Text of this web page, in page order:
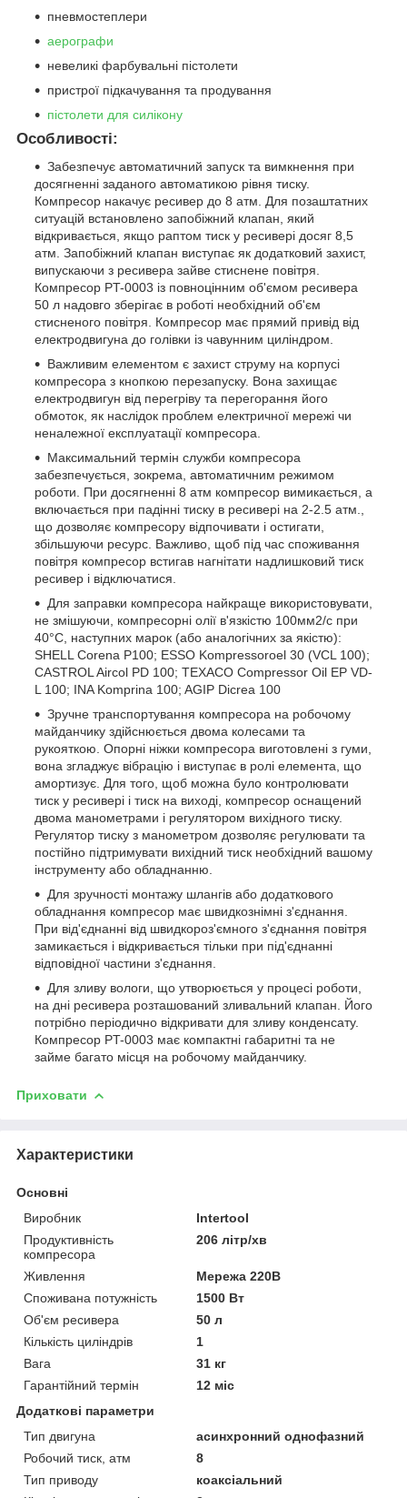
пневмостеплери
аерографи
невеликі фарбувальні пістолети
пристрої підкачування та продування
пістолети для силікону
Особливості:
Забезпечує автоматичний запуск та вимкнення при
досягненні заданого автоматикою рівня тиску.
Компресор накачує ресивер до 8 атм. Для позаштатних
ситуацій встановлено запобіжний клапан, який
відкривається, якщо раптом тиск у ресивері досяг 8,5
атм. Запобіжний клапан виступає як додатковий захист,
випускаючи з ресивера зайве стиснене повітря.
Компресор PT-0003 із повноцінним об'ємом ресивера
50 л надовго зберігає в роботі необхідний об'єм
стисненого повітря. Компресор має прямий привід від
електродвигуна до голівки із чавунним циліндром.
Важливим елементом є захист струму на корпусі
компресора з кнопкою перезапуску. Вона захищає
електродвигун від перегріву та перегорання його
обмоток, як наслідок проблем електричної мережі чи
неналежної експлуатації компресора.
Максимальний термін служби компресора
забезпечується, зокрема, автоматичним режимом
роботи. При досягненні 8 атм компресор вимикається, а
включається при падінні тиску в ресивері на 2-2.5 атм.,
що дозволяє компресору відпочивати і остигати,
збільшуючи ресурс. Важливо, щоб під час споживання
повітря компресор встигав нагнітати надлишковий тиск
ресивер і відключатися.
Для заправки компресора найкраще використовувати,
не змішуючи, компресорні олії в'язкістю 100мм2/с при
40°C, наступних марок (або аналогічних за якістю):
SHELL Corena P100; ESSO Kompressoroel 30 (VCL 100);
CASTROL Aircol PD 100; TEXACO Compressor Oil EP VD-
L 100; INA Komprina 100; AGIP Dicrea 100
Зручне транспортування компресора на робочому
майданчику здійснюється двома колесами та
рукояткою. Опорні ніжки компресора виготовлені з гуми,
вона згладжує вібрацію і виступає в ролі елемента, що
амортизує. Для того, щоб можна було контролювати
тиск у ресивері і тиск на виході, компресор оснащений
двома манометрами і регулятором вихідного тиску.
Регулятор тиску з манометром дозволяє регулювати та
постійно підтримувати вихідний тиск необхідний вашому
інструменту або обладнанню.
Для зручності монтажу шлангів або додаткового
обладнання компресор має швидкознімні з'єднання.
При від'єднанні від швидкороз'ємного з'єднання повітря
замикається і відкривається тільки при під'єднанні
відповідної частини з'єднання.
Для зливу вологи, що утворюється у процесі роботи,
на дні ресивера розташований зливальний клапан. Його
потрібно періодично відкривати для зливу конденсату.
Компресор PT-0003 має компактні габаритні та не
займе багато місця на робочому майданчику.
Приховати
Характеристики
Основні
Виробник
Intertool
Продуктивність
компресора
206 літр/хв
Живлення
Мережа 220В
Споживана потужність
1500 Вт
Об'єм ресивера
50 л
Кількість циліндрів
1
Вага
31 кг
Гарантійний термін
12 міс
Додаткові параметри
Тип двигуна
асинхронний однофазний
Робочий тиск, атм
8
Тип приводу
коаксіальний